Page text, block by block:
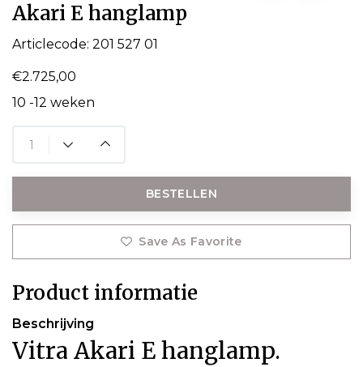
Akari E hanglamp
Articlecode: 201 527 01
€2.725,00
10 -12 weken
BESTELLEN
Save As Favorite
Product informatie
Beschrijving
Vitra Akari E hanglamp.